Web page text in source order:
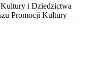
i Dziedzictwa
Promocji Kultury –